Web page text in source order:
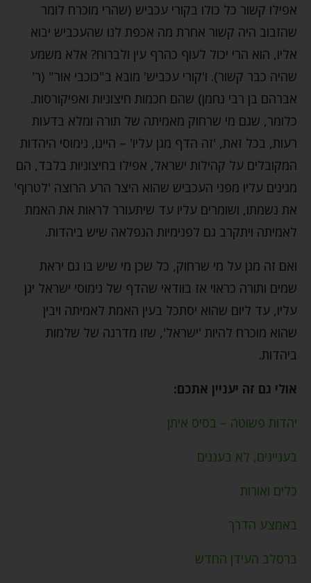
אפילו קשור כל כולו בקורי עכביש (שהרי מוכרח לומר
שהזבוב היה קשור אחרת מה אכפת לנו שהעכביש יבוא
אליו, הוא הרי יכול לעוף כהרף עין ולברוח? אלא משמע
שהיה כבר קשור). ו'קורי עכביש' מובא ב"כוכבי אור" (ר'
אברהם בן רבי נחמן) שהם חכמות חיצוניות ואפיקורסות.
כלומר, שגם מי שרחוק מאמיתה של תורה ומלא בדעות
רעות, בכל זאת, 'זה הדף מגן עליו' – היינו, נימוסי היהדות
המקובלים על קהילות ישראל, אפילו בחיצוניות בלבד, הם
מגינים עליו מפני העכביש שהוא היצר הרע הרוצה 'לטרוף'
את נשמתו, ושומרים עליו עד שיתעורר לראות את האמת
לאמיתה ויתקרב גם לפנימיות הנפלאה שיש ביהדות.
ואם זה מגן על מי שרחוק, כל שכן מי שיש בו גם יראת
שמים ותורה כראוי אז בוודאי שהדף של נימוסי ישראל יגן
עליו, עד ליום שהוא יסתכל בעין האמת לאמיתה ויבין
שהוא מוכרח להיות 'ישראל', שזו מדרגה של שלמות
ביהדות.
אולי גם זה יעניין אתכם:
יהדות פשוטה – בסיס איתן
בעניינים, לא בעננים
כלים ואורות
באמצע הדרך
ברסלב העידן החדש